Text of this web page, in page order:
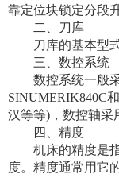
靠定位块锁定分段
二、刀库
刀库的基本型式
三、数控系统
数控系统一般采
SINUMERIK840C
汉等等)，数控轴采
四、精度
机床的精度是指
度。精度通常用它